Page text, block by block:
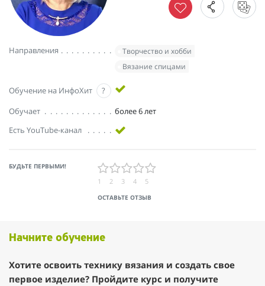
Направления
Творчество и хобби
Вязание спицами
Обучение на ИнфоХит
?
Обучает
более 6 лет
Есть YouTube-канал
БУДЬТЕ ПЕРВЫМИ!
ОСТАВЬТЕ ОТЗЫВ
1 2 3 4 5
Начните обучение
Хотите освоить технику вязания и создать свое
первое изделие? Пройдите курс и получите